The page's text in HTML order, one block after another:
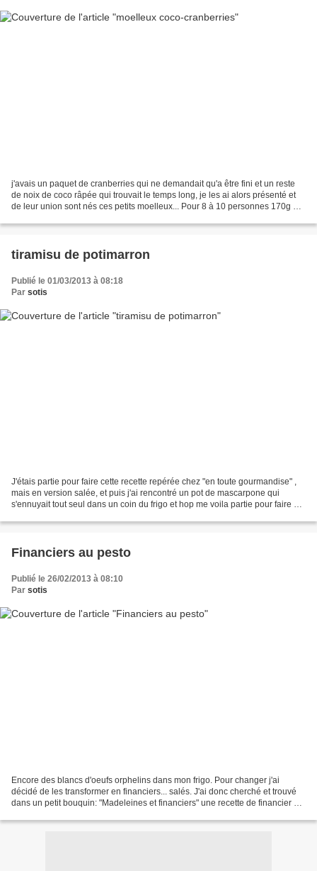
j'avais un paquet de cranberries qui ne demandait qu'a être fini et un reste
de noix de coco râpée qui trouvait le temps long, je les ai alors présenté et
de leur union sont nés ces petits moelleux... Pour 8 à 10 personnes 170g de
tiramisu de potimarron
Publié le 01/03/2013 à 08:18
Par sotis
J'étais partie pour faire cette recette repérée chez "en toute gourmandise" ,
mais en version salée, et puis j'ai rencontré un pot de mascarpone qui
s'ennuyait tout seul dans un coin du frigo et hop me voila partie pour faire un
Financiers au pesto
Publié le 26/02/2013 à 08:10
Par sotis
Encore des blancs d'oeufs orphelins dans mon frigo. Pour changer j'ai
décidé de les transformer en financiers... salés. J'ai donc cherché et trouvé
dans un petit bouquin: "Madeleines et financiers" une recette de financier au